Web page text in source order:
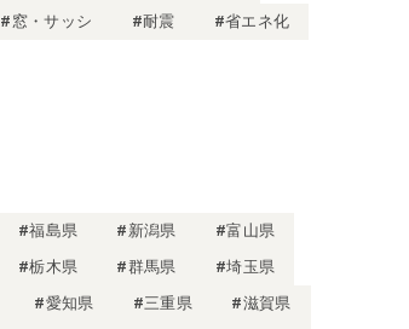
#窓・サッシ #耐震 #省エネ化
#福島県 #新潟県
#富山県
#栃木県 #群馬県
#埼玉県
#愛知県 #三重県
#滋賀県